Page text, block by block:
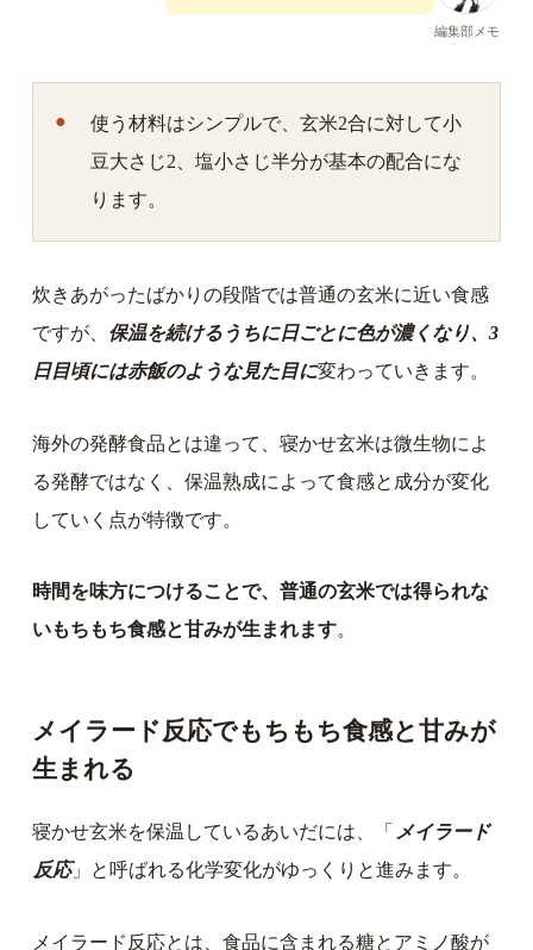
編集部メモ
使う材料はシンプルで、玄米2合に対して小
豆大さじ2、塩小さじ半分が基本の配合にな
ります。
炊きあがったばかりの段階では普通の玄米に近い食感
ですが、 保温を続けるうちに日ごとに色が濃くなり、3
日目頃には赤飯のような見た目に変わっていきます。
海外の発酵食品とは違って、寝かせ玄米は微生物によ
る発酵ではなく、保温熟成によって食感と成分が変化
していく点が特徴です。
時間を味方につけることで、普通の玄米では得られな
いもちもち食感と甘みが生まれます。
メイラード反応でもちもち食感と甘みが
生まれる
寝かせ玄米を保温しているあいだには、「 メイラード
反応」と呼ばれる化学変化がゆっくりと進みます。
メイラード反応とは、食品に含まれる糖とアミノ酸が